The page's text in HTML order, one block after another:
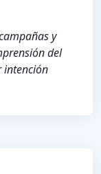
y
del
intención